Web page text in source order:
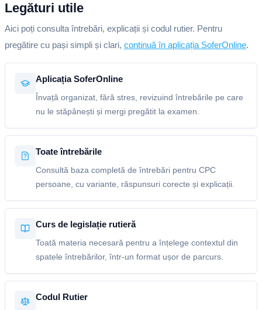
Legături utile
Aici poți consulta întrebări, explicații și codul rutier. Pentru
pregătire cu pași simpli și clari, continuă în aplicația SoferOnline.
Aplicația SoferOnline
Învață organizat, fără stres, revizuind întrebările pe care
nu le stăpânești și mergi pregătit la examen.
Toate întrebările
Consultă baza completă de întrebări pentru CPC
persoane, cu variante, răspunsuri corecte și explicații.
Curs de legislație rutieră
Toată materia necesară pentru a înțelege contextul din
spatele întrebărilor, într-un format ușor de parcurs.
Codul Rutier